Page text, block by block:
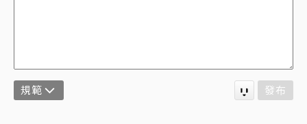
規範 發布